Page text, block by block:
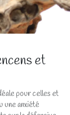
et
pour celles et
une anxiété